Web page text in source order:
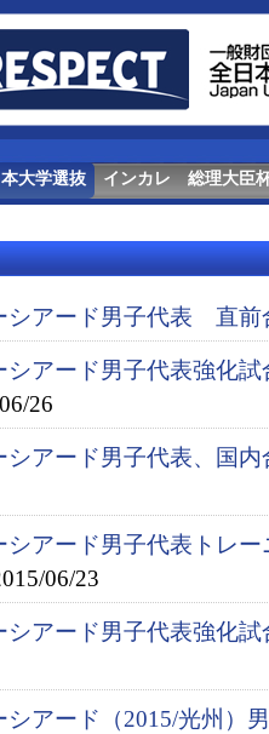
大学選抜 インカレ 総理大臣
シアード男子代表 直前
シアード男子代表強化
26
シアード男子代表、国
シアード男子代表トレ
06/23
シアード男子代表強化
シアード（2015/光州）